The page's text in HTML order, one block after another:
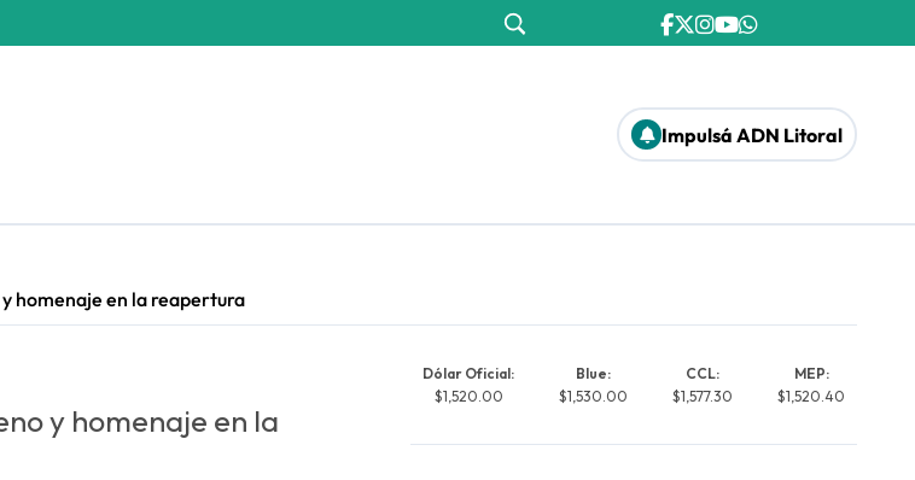
Impulsá ADN Litoral
homenaje en la reapertura
y homenaje en la
Dólar Oficial:
$1,520.00
Blue:
$1,530.00
CCL:
$1,577.30
MEP:
$1,520.40